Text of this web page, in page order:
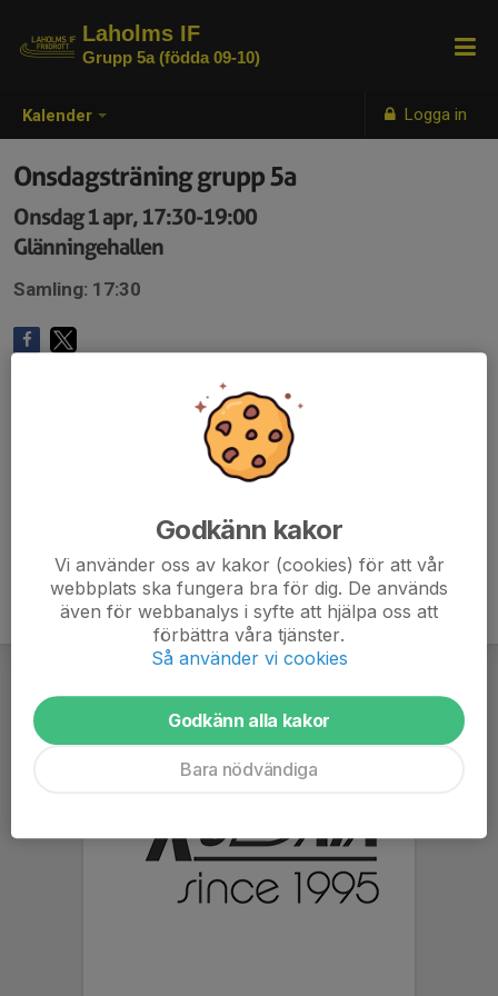
Kalender Logga in
Laholms IF
Grupp 5a (födda 09-10)
Onsdagsträning grupp 5a
Onsdag 1 apr, 17:30-19:00
Glänningehallen
Samling: 17:30
Godkänn kakor
Vi använder oss av kakor (cookies) för att vår
webbplats ska fungera bra för dig. De används
även för webbanalys i syfte att hjälpa oss att
förbättra våra tjänster.
Så använder vi cookies
Godkänn alla kakor
Bara nödvändiga